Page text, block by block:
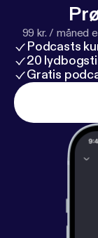
99 kr. / måned
Podcasts
20
Gratis